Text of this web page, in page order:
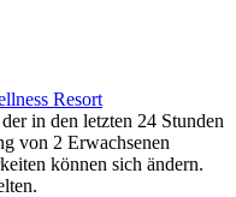
Resort
in den letzten 24 Stunden
von 2 Erwachsenen
können sich ändern.